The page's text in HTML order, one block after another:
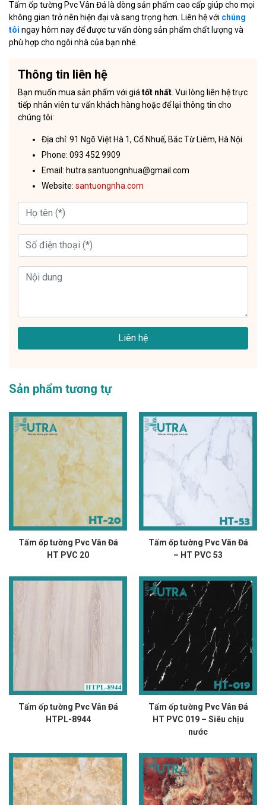
Tấm ốp tường Pvc Vân Đá là dòng sản phẩm cao cấp giúp cho mọi
không gian trở nên hiện đại và sang trọng hơn. Liên hệ với chúng
tôi ngay hôm nay để được tư vấn dòng sản phẩm chất lượng và
phù hợp cho ngôi nhà của bạn nhé.
Thông tin liên hệ
Bạn muốn mua sản phẩm với giá tốt nhất . Vui lòng liên hệ trực
tiếp nhân viên tư vấn khách hàng hoặc để lại thông tin cho
chúng tôi:
Địa chỉ: 91 Ngõ Việt Hà 1, Cổ Nhuế, Bắc Từ Liêm, Hà Nội.
Phone: 093 452 9909
Email: hutra.santuongnhua@gmail.com
Website: santuongnha.com
Liên hệ
Sản phẩm tương tự
Tấm ốp tường Pvc Vân Đá
HT PVC 20
Tấm ốp tường Pvc Vân Đá
– HT PVC 53
Tấm ốp tường Pvc Vân Đá
HTPL-8944
Tấm ốp tường Pvc Vân Đá
HT PVC 019 – Siêu chịu
nước